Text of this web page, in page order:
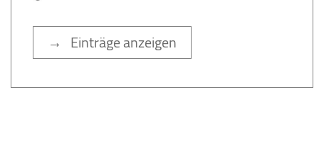
→ Einträge anzeigen